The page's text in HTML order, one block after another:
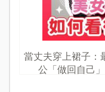
當丈夫穿上裙子：
公「做回自己